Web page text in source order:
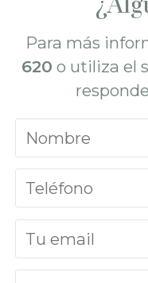
Para más
620 o utiliza el